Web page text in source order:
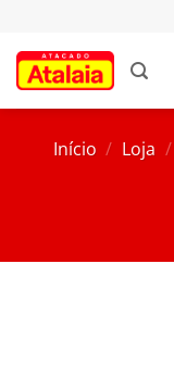
conteúdo
Início / Loja /